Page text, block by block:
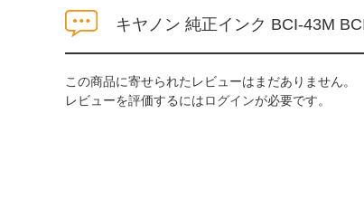
キヤノン 純正インク BCI-43M
この商品に寄せられたレビューはまだありません。
レビューを評価するにはログインが必要です。